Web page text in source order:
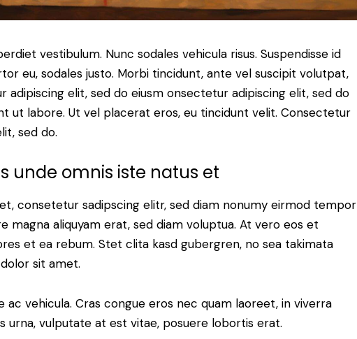
vestibulum. Nunc sodales vehicula risus. Suspendisse id
eu, sodales justo. Morbi tincidunt, ante vel suscipit volutpat,
adipiscing elit, sed do eiusm onsectetur adipiscing elit, sed do
ut labore. Ut vel placerat eros, eu tincidunt velit. Consectetur
sed do.
unde omnis iste natus et
consetetur sadipscing elitr, sed diam nonumy eirmod tempor
magna aliquyam erat, sed diam voluptua. At vero eos et
et ea rebum. Stet clita kasd gubergren, no sea takimata
sit amet.
ac vehicula. Cras congue eros nec quam laoreet, in viverra
urna, vulputate at est vitae, posuere lobortis erat.